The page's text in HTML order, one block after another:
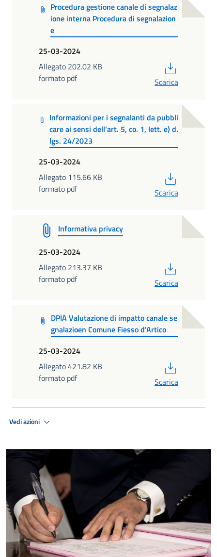
Procedura gestione canale di segnalaz
ione interna Procedura di segnalazion
e
25-03-2024
Allegato 202.02 KB
formato pdf
Scarica
Informazioni per i segnalanti da pubbli
care ai sensi dell’art. 5, co. 1, lett. e) d.
lgs. 24/2023
25-03-2024
Allegato 115.66 KB
formato pdf
Scarica
Informativa privacy
25-03-2024
Allegato 213.37 KB
formato pdf
Scarica
DPIA Valutazione di impatto canale se
gnalazioen Comune Fiesso d'Artico
25-03-2024
Allegato 421.82 KB
formato pdf
Scarica
Vedi azioni